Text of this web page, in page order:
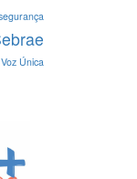
Voz Única